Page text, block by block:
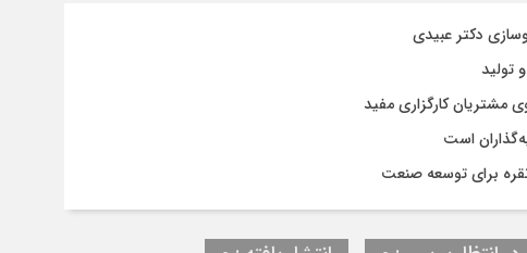
تولید
است
برای توسعه صنعت